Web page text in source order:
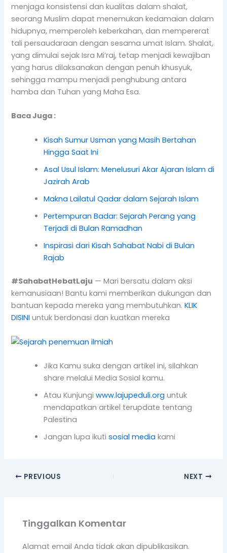
menjaga konsistensi dan kualitas dalam shalat,
seorang Muslim dapat menemukan kedamaian dalam
hidupnya, memperoleh keberkahan, dan mempererat
tali persaudaraan dengan sesama umat Islam. Shalat,
yang dimulai sejak Isra Mi’raj, tetap menjadi kewajiban
yang harus dilaksanakan dengan penuh khusyuk,
sehingga mampu menjadi penghubung antara
hamba dan Tuhan yang Maha Esa.
Baca Juga :
Kisah Sumur Usman yang Masih Bertahan
Hingga Saat Ini
Asal Usul Islam: Menelusuri Akar Ajaran Islam di
Jazirah Arab
Makna Lailatul Qadar dalam Sejarah Islam
Pertempuran Badar: Sejarah Perang yang
Terjadi di Bulan Ramadhan
Inspirasi dari Kisah Sahabat Nabi di Bulan
Rajab
#SahabatHebatLaju — Mari bersatu dalam aksi
kemanusiaan! Bantu kami memberikan dukungan dan
bantuan kepada mereka yang membutuhkan.KLIK
DISINI untuk berdonasi dan kuatkan mereka
Jika Kamu suka dengan artikel ini, silahkan
share melalui Media Sosial kamu.
Atau Kunjungiwww.lajupeduli.org untuk
mendapatkan artikel terupdate tentang
Palestina
Jangan lupa ikutisosial media kami
PREVIOUS NEXT
Tinggalkan Komentar
Alamat email Anda tidak akan dipublikasikan.